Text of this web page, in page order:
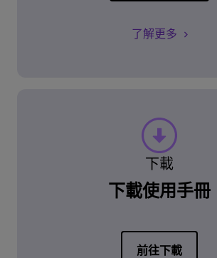
了解更多
下載
下載使用手冊
前往下載